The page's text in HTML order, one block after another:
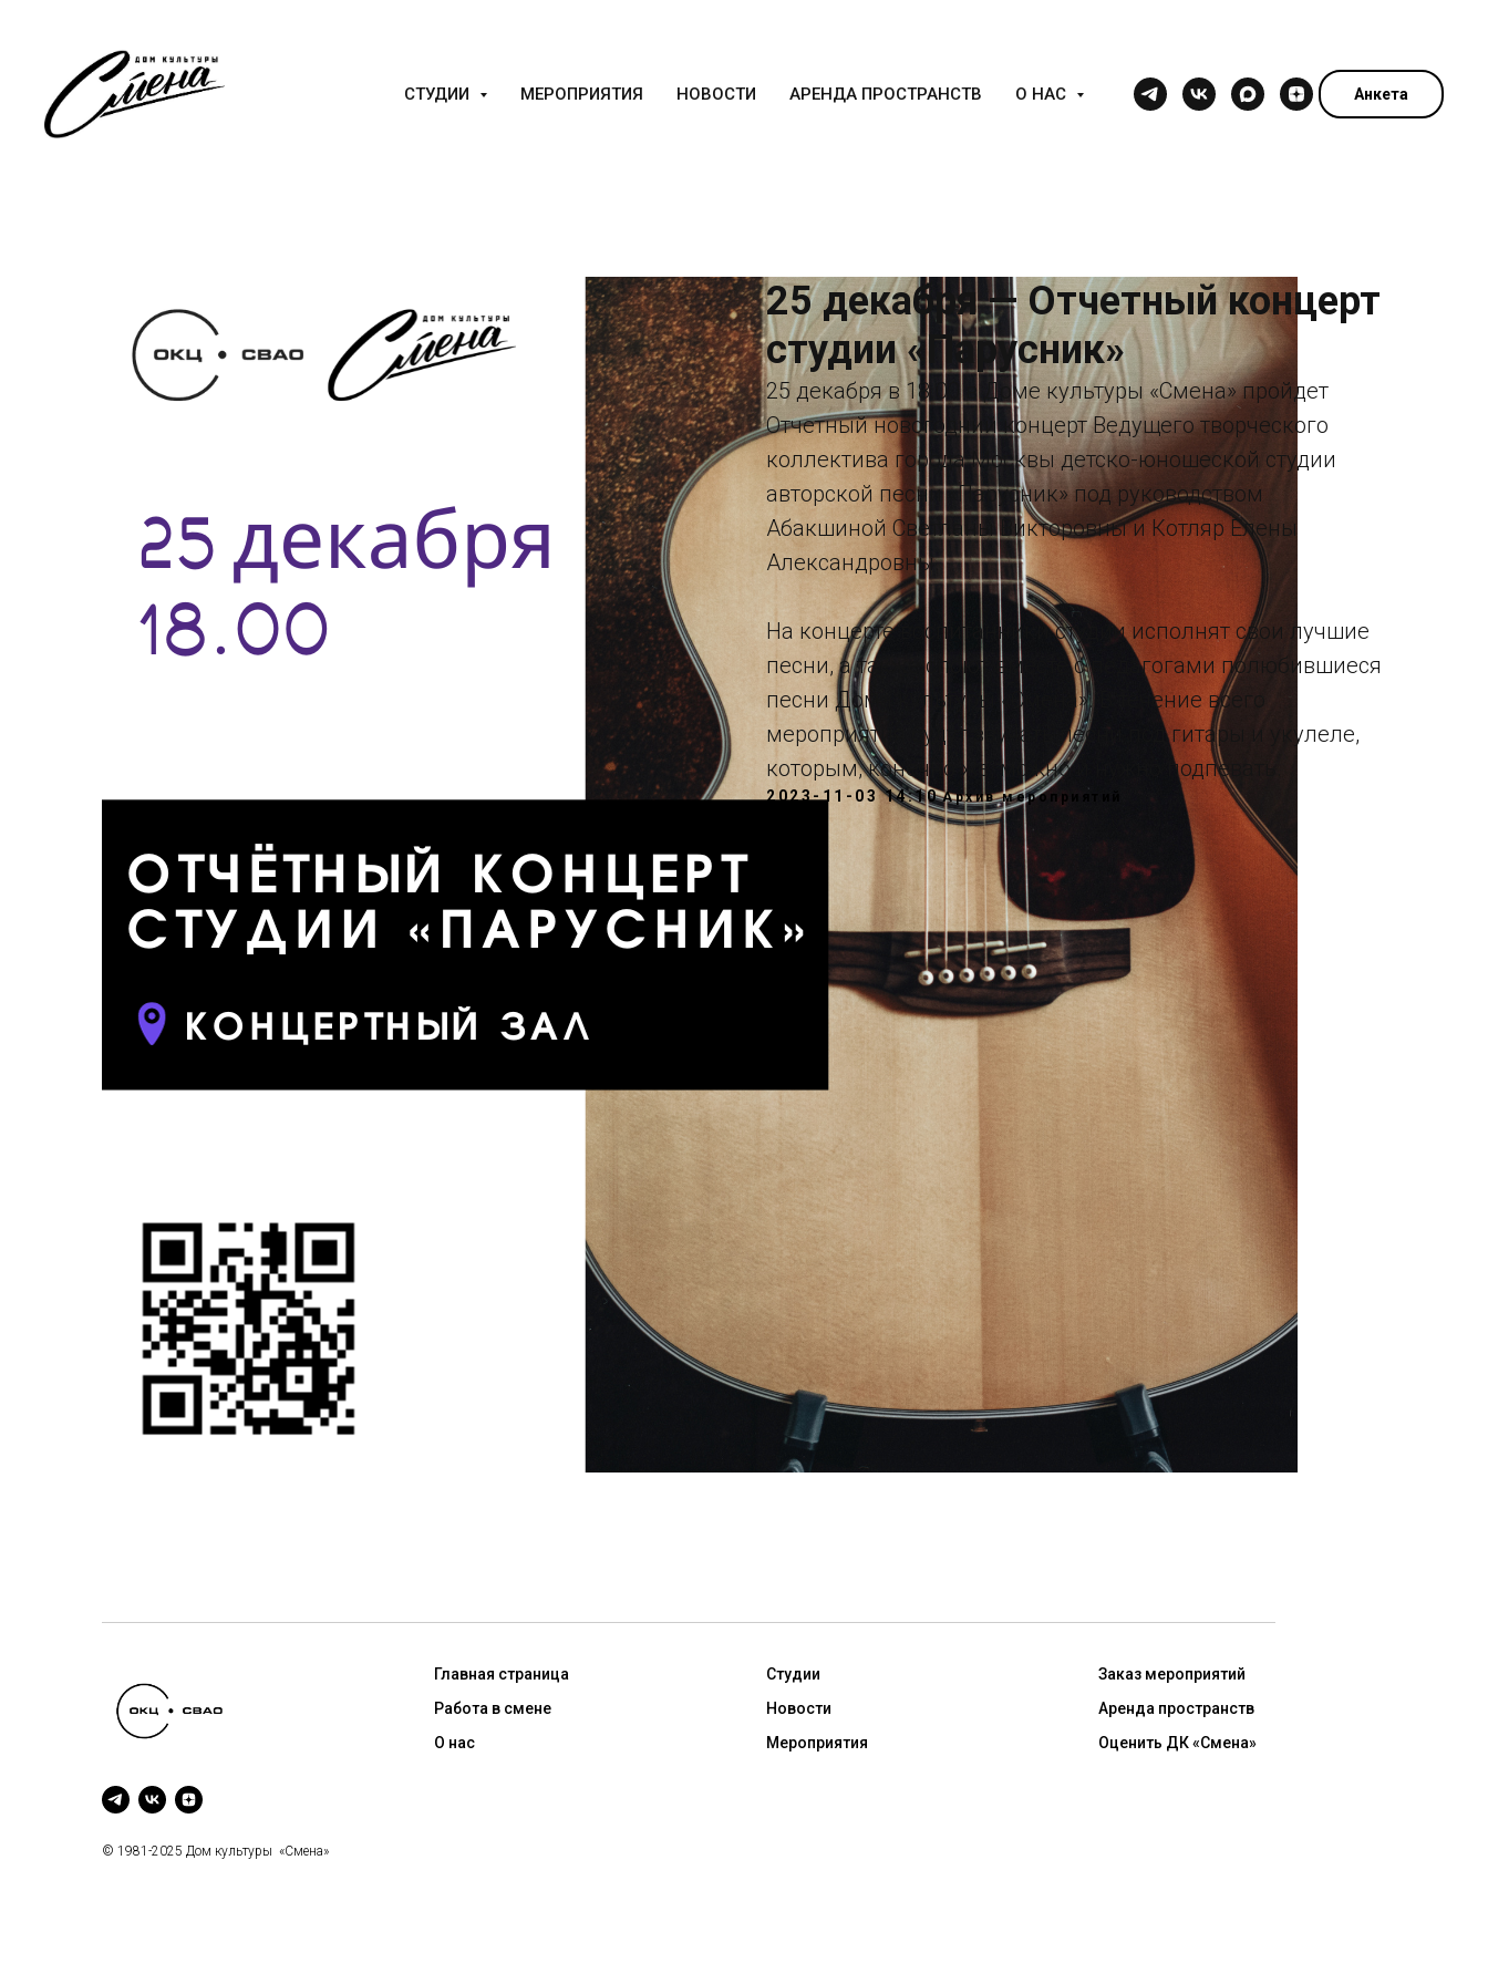
СТУДИИ МЕРОПРИЯТИЯ НОВОСТИ АРЕНДА ПРОСТРАНСТВ О НАС Анкета
25 декабря — Отчетный концерт
студии «Парусник»
25 декабря в 18.00 в Доме культуры «Смена» пройдет
Отчетный новогодний концерт Ведущего творческого
коллектива города Москвы детско-юношеской студии
авторской песни «Парусник» под руководством
Абакшиной Светланы Викторовны и Котляр Елены
Александровны.
На концерте воспитанники студии исполнят свои лучшие
песни, а также споют вместе с педагогами полюбившиеся
песни Дома культуры «Смена». В течение всего
мероприятия будут звучать песни под гитары и укулеле,
которым, конечно же, можно и нужно подпевать.
2023-11-03 14:10 Архив мероприятий
© 1981-2025 Дом культуры «Смена»
Главная страница
Работа в смене
О нас
Студии
Новости
Мероприятия
Заказ мероприятий
Аренда пространств
Оценить ДК «Смена»